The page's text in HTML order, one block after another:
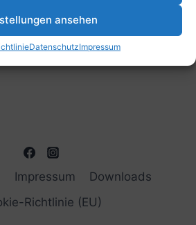
ansehen
DatenschutzImpressum
Impressum
Downloads
Richtlinie (EU)